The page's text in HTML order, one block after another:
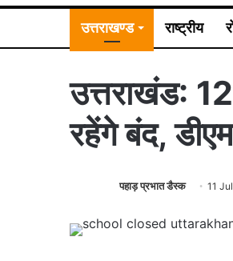
उत्तराखण्ड राष्ट्रीय
उत्तराखंड:
रहेंगे बंद,
पहाड़ प्रभात डैस्क 11